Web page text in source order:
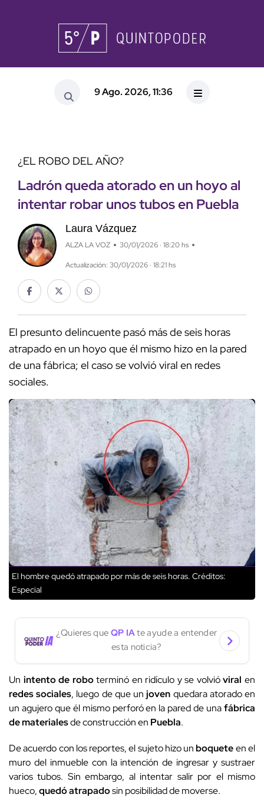
9 Ago. 2026, 11:36
¿EL ROBO DEL AÑO?
Ladrón queda atorado en un hoyo al
intentar robar unos tubos en Puebla
Laura Vázquez
ALZA LA VOZ 30/01/2026 · 18:20 hs
Actualización: 30/01/2026 · 18:21 hs
El presunto delincuente pasó más de seis horas
atrapado en un hoyo que él mismo hizo en la pared
de una fábrica; el caso se volvió viral en redes
sociales.
El hombre quedó atrapado por más de seis horas. Créditos:
Especial
¿Quieres que QP IAte ayude a entender
esta noticia?
Un intento de roboterminó en ridículo y se volvióviral en
redes sociales, luego de que unjoven quedara atorado en
un agujero que él mismo perforó en la pared de unafábrica
de materialesde construcción en Puebla.
De acuerdo con los reportes, el sujeto hizo unboqueteen el
muro del inmueble con la intención de ingresar y sustraer
varios tubos. Sin embargo, al intentar salir por el mismo
hueco,quedó atrapadosin posibilidad de moverse.